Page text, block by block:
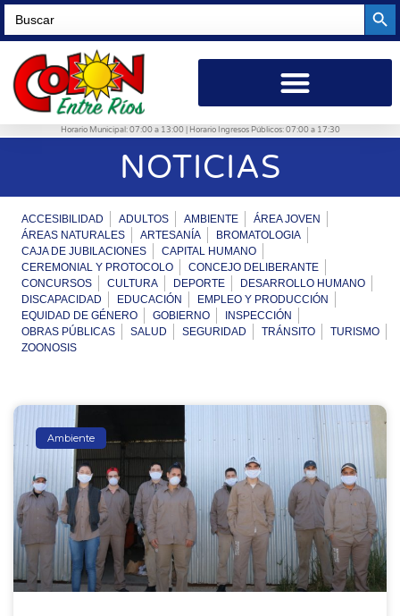
Search
for:
Horario Municipal: 07:00 a 13:00 | Horario Ingresos Públicos: 07:00 a 17:30
NOTICIAS
ACCESIBILIDAD ADULTOS AMBIENTE
ÁREA JOVEN
ÁREAS NATURALES
ARTESANÍA
BROMATOLOGIA
CAJA DE JUBILACIONES
CAPITAL HUMANO
CEREMONIAL Y PROTOCOLO
CONCEJO DELIBERANTE
CONCURSOS
CULTURA DEPORTE
DESARROLLO HUMANO
DISCAPACIDAD
EDUCACIÓN
EMPLEO Y PRODUCCIÓN
EQUIDAD DE GÉNERO
GOBIERNO
INSPECCIÓN
OBRAS PÚBLICAS
SALUD SEGURIDAD TRÁNSITO
TURISMO
ZOONOSIS
Ambiente